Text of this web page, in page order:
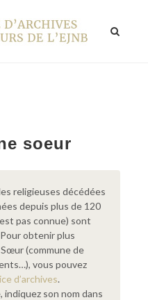
soeur
religieuses décédées
depuis plus de 120
pas connue) sont
obtenir plus
(commune de
vous pouvez
d’archives.
son nom dans